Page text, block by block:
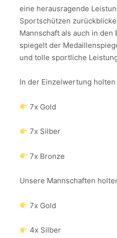
eine herausragende
Sportschützen
Mannschaft als auch in den
spiegelt der
und tolle sportliche
In der Einzelwertung
7x Gold
7x Silber
7x Bronze
Unsere Mannschaften
7x Gold
4x Silber